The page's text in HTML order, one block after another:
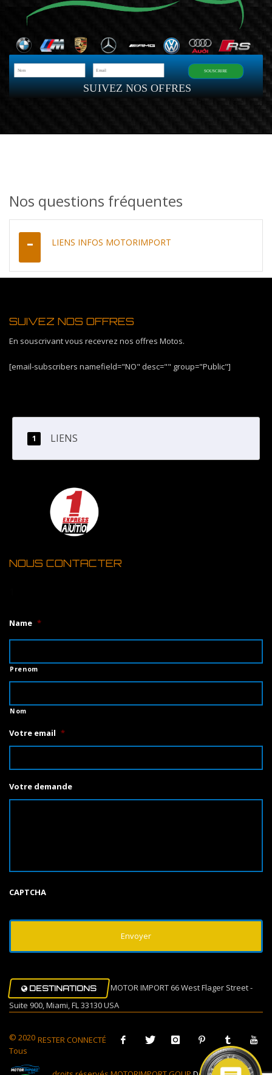
SUIVEZ NOS OFFRES
SOUSCRIRE
Nos questions fréquentes
LIENS INFOS MOTORIMPORT
SUIVEZ NOS OFFRES
En souscrivant vous recevrez nos offres Motos.
[email-subscribers namefield="NO" desc="" group="Public"]
LIENS
NOUS CONTACTER
Name *
Prenom
Nom
Votre email *
Votre demande
CAPTCHA
DESTINATIONS
MOTOR IMPORT 66 West Flager Street -
Suite 900, Miami, FL 33130 USA
RESTER CONNECTÉ
© 2020
Tous